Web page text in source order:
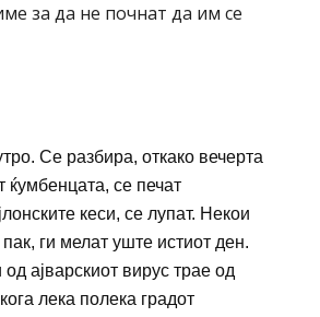
за да не почнат да им се
Се разбира, откако вечерта
ќумбенцата, се печат
кеси, се лупат. Некои
ги мелат уште истиот ден.
ајварскиот вирус трае од
лека полека градот